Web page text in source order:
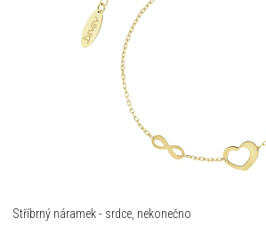
Stříbrný náramek - srdce, nekonečno